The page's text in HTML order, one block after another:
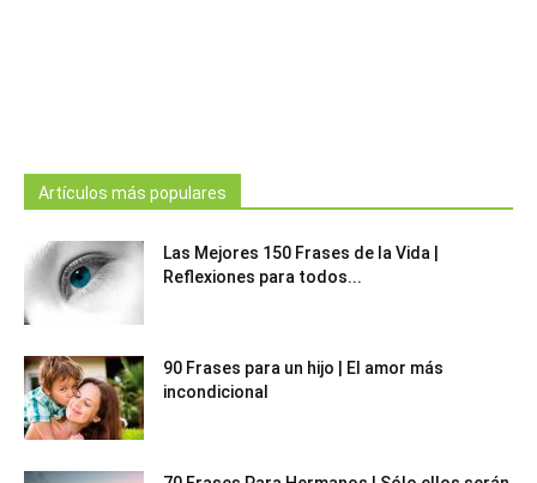
Artículos más populares
Las Mejores 150 Frases de la Vida |
Reflexiones para todos...
90 Frases para un hijo | El amor más
incondicional